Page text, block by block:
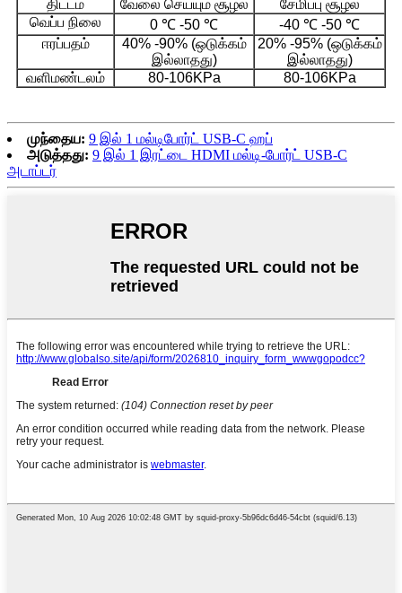
திட்டம் வேலை செய்யும் சூழல்
சேமிப்பு சூழல்
வெப்ப நிலை
0 ℃ -50 ℃
-40 ℃ -50 ℃
ஈரப்பதம்
40% -90% (ஒடுக்கம்
இல்லாதது)
20% -95% (ஒடுக்கம்
இல்லாதது)
வளிமண்டலம்
80-106KPa 80-106KPa
முந்தைய: 9 இல் 1 மல்டிபோர்ட் USB-C ஹப்
அடுத்தது: 9 இல் 1 இரட்டை HDMI மல்டி-போர்ட் USB-C
அடாப்டர்